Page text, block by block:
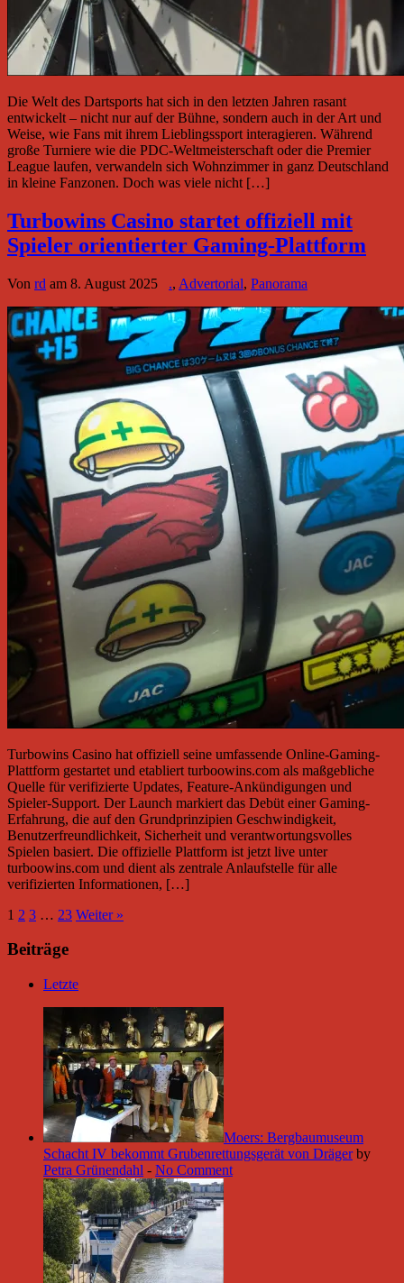
Die Welt des Dartsports hat sich in den letzten Jahren rasant
entwickelt – nicht nur auf der Bühne, sondern auch in der Art und
Weise, wie Fans mit ihrem Lieblingssport interagieren. Während
große Turniere wie die PDC-Weltmeisterschaft oder die Premier
League laufen, verwandeln sich Wohnzimmer in ganz Deutschland
in kleine Fanzonen. Doch was viele nicht […]
Turbowins Casino startet offiziell mit
Spieler orientierter Gaming-Plattform
Von rd am 8. August 2025 ., Advertorial, Panorama
Turbowins Casino hat offiziell seine umfassende Online-Gaming-
Plattform gestartet und etabliert turboowins.com als maßgebliche
Quelle für verifizierte Updates, Feature-Ankündigungen und
Spieler-Support. Der Launch markiert das Debüt einer Gaming-
Erfahrung, die auf den Grundprinzipien Geschwindigkeit,
Benutzerfreundlichkeit, Sicherheit und verantwortungsvolles
Spielen basiert. Die offizielle Plattform ist jetzt live unter
turboowins.com und dient als zentrale Anlaufstelle für alle
verifizierten Informationen, […]
1 2 3 … 23 Weiter »
Beiträge
Letzte
Moers: Bergbaumuseum
Schacht IV bekommt Grubenrettungsgerät von Dräger by
Petra Grünendahl - No Comment